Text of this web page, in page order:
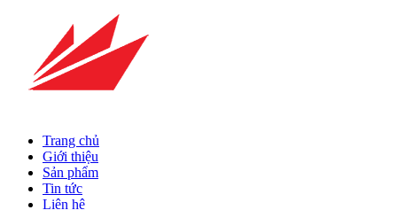
Trang chủ
Giới thiệu
Sản phẩm
Tin tức
Liên hệ